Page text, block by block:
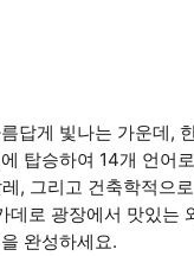
답게 빛나는 가운데,
탑승하여 14개 언어
, 그리고 건축학적으
로 광장에서 맛있는
완성하세요.